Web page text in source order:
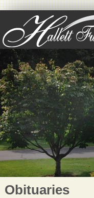
Obituaries